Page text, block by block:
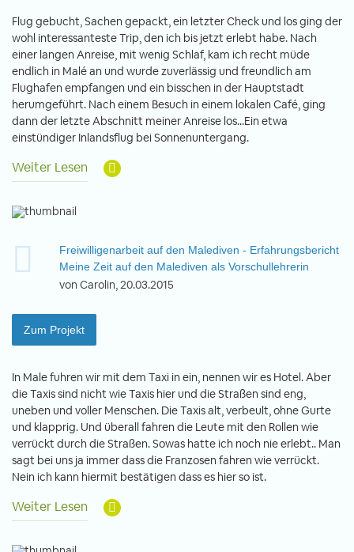
Flug gebucht, Sachen gepackt, ein letzter Check und los ging der
wohl interessanteste Trip, den ich bis jetzt erlebt habe. Nach
einer langen Anreise, mit wenig Schlaf, kam ich recht müde
endlich in Malé an und wurde zuverlässig und freundlich am
Flughafen empfangen und ein bisschen in der Hauptstadt
herumgeführt. Nach einem Besuch in einem lokalen Café, ging
dann der letzte Abschnitt meiner Anreise los...Ein etwa
einstündiger Inlandsflug bei Sonnenuntergang.
Weiter Lesen
Freiwilligenarbeit auf den Malediven - Erfahrungsbericht
Meine Zeit auf den Malediven als Vorschullehrerin
von Carolin, 20.03.2015
Zum Projekt
In Male fuhren wir mit dem Taxi in ein, nennen wir es Hotel. Aber
die Taxis sind nicht wie Taxis hier und die Straßen sind eng,
uneben und voller Menschen. Die Taxis alt, verbeult, ohne Gurte
und klapprig. Und überall fahren die Leute mit den Rollen wie
verrückt durch die Straßen. Sowas hatte ich noch nie erlebt.. Man
sagt bei uns ja immer dass die Franzosen fahren wie verrückt.
Nein ich kann hiermit bestätigen dass es hier so ist.
Weiter Lesen